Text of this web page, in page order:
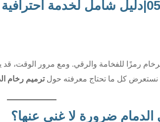
رمزًا للفخامة والرقي. ومع مرور الوقت،
نستعرض كل ما تحتاج معرفته حولترميم رخام
الدمام ضرورة لا غنى عنها؟